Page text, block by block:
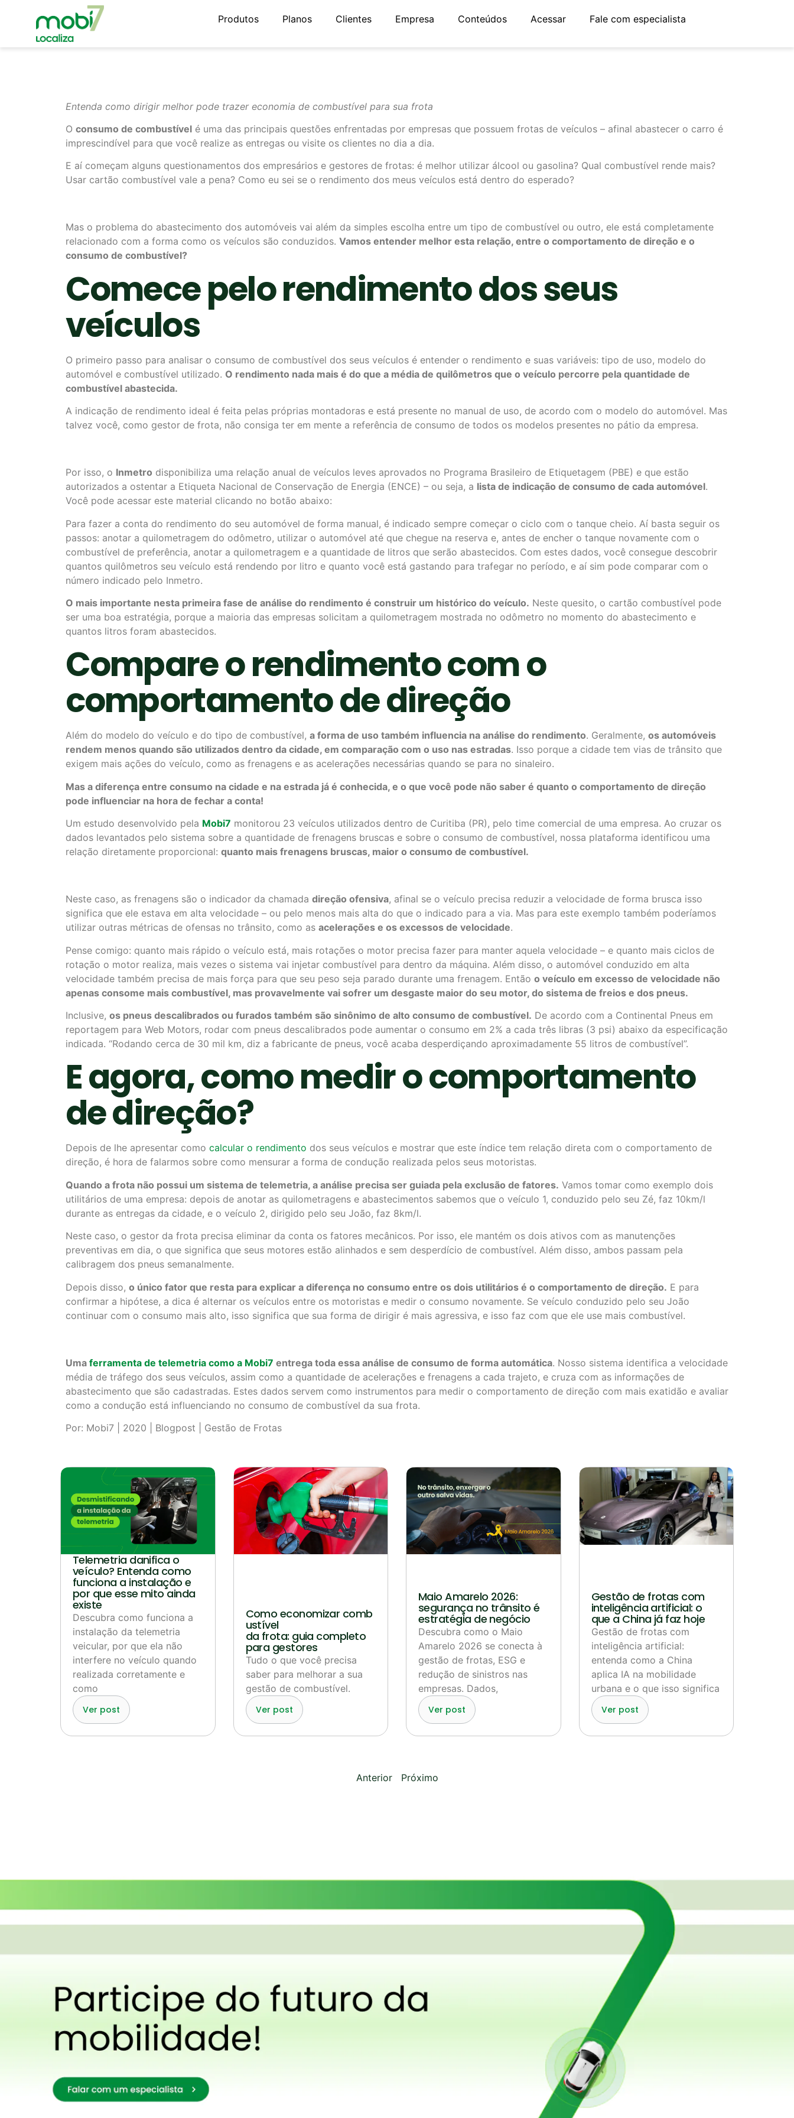
Produtos Planos Clientes Empresa Conteúdos Acessar Fale com especialista
Entenda como dirigir melhor pode trazer economia de combustível para sua frota
O consumo de combustívelé uma das principais questões enfrentadas por empresas que possuem frotas de veículos – afinal abastecer o carro é
imprescindível para que você realize as entregas ou visite os clientes no dia a dia.
E aí começam alguns questionamentos dos empresários e gestores de frotas: é melhor utilizar álcool ou gasolina? Qual combustível rende mais?
Usar cartão combustível vale a pena? Como eu sei se o rendimento dos meus veículos está dentro do esperado?
Mas o problema do abastecimento dos automóveis vai além da simples escolha entre um tipo de combustível ou outro, ele está completamente
relacionado com a forma como os veículos são conduzidos. Vamos entender melhor esta relação, entre o comportamento de direção e o
consumo de combustível?
Comece pelo rendimento dos seus
veículos
O primeiro passo para analisar o consumo de combustível dos seus veículos é entender o rendimento e suas variáveis: tipo de uso, modelo do
automóvel e combustível utilizado. O rendimento nada mais é do que a média de quilômetros que o veículo percorre pela quantidade de
combustível abastecida.
A indicação de rendimento ideal é feita pelas próprias montadoras e está presente no manual de uso, de acordo com o modelo do automóvel. Mas
talvez você, como gestor de frota, não consiga ter em mente a referência de consumo de todos os modelos presentes no pátio da empresa.
Por isso, o Inmetro disponibiliza uma relação anual de veículos leves aprovados no Programa Brasileiro de Etiquetagem (PBE) e que estão
autorizados a ostentar a Etiqueta Nacional de Conservação de Energia (ENCE) – ou seja, a lista de indicação de consumo de cada automóvel.
Você pode acessar este material clicando no botão abaixo:
Para fazer a conta do rendimento do seu automóvel de forma manual, é indicado sempre começar o ciclo com o tanque cheio. Aí basta seguir os
passos: anotar a quilometragem do odômetro, utilizar o automóvel até que chegue na reserva e, antes de encher o tanque novamente com o
combustível de preferência, anotar a quilometragem e a quantidade de litros que serão abastecidos. Com estes dados, você consegue descobrir
quantos quilômetros seu veículo está rendendo por litro e quanto você está gastando para trafegar no período, e aí sim pode comparar com o
número indicado pelo Inmetro.
O mais importante nesta primeira fase de análise do rendimento é construir um histórico do veículo. Neste quesito, o cartão combustível pode
ser uma boa estratégia, porque a maioria das empresas solicitam a quilometragem mostrada no odômetro no momento do abastecimento e
quantos litros foram abastecidos.
Compare o rendimento com o
comportamento de direção
Além do modelo do veículo e do tipo de combustível, a forma de uso também influencia na análise do rendimento. Geralmente, os automóveis
rendem menos quando são utilizados dentro da cidade, em comparação com o uso nas estradas. Isso porque a cidade tem vias de trânsito que
exigem mais ações do veículo, como as frenagens e as acelerações necessárias quando se para no sinaleiro.
Mas a diferença entre consumo na cidade e na estrada já é conhecida, e o que você pode não saber é quanto o comportamento de direção
pode influenciar na hora de fechar a conta!
Um estudo desenvolvido pela Mobi7 monitorou 23 veículos utilizados dentro de Curitiba (PR), pelo time comercial de uma empresa. Ao cruzar os
dados levantados pelo sistema sobre a quantidade de frenagens bruscas e sobre o consumo de combustível, nossa plataforma identificou uma
relação diretamente proporcional: quanto mais frenagens bruscas, maior o consumo de combustível.
Neste caso, as frenagens são o indicador da chamada direção ofensiva, afinal se o veículo precisa reduzir a velocidade de forma brusca isso
significa que ele estava em alta velocidade – ou pelo menos mais alta do que o indicado para a via. Mas para este exemplo também poderíamos
utilizar outras métricas de ofensas no trânsito, como as acelerações e os excessos de velocidade.
Pense comigo: quanto mais rápido o veículo está, mais rotações o motor precisa fazer para manter aquela velocidade – e quanto mais ciclos de
rotação o motor realiza, mais vezes o sistema vai injetar combustível para dentro da máquina. Além disso, o automóvel conduzido em alta
velocidade também precisa de mais força para que seu peso seja parado durante uma frenagem. Então o veículo em excesso de velocidade não
apenas consome mais combustível, mas provavelmente vai sofrer um desgaste maior do seu motor, do sistema de freios e dos pneus.
Inclusive, os pneus descalibrados ou furados também são sinônimo de alto consumo de combustível. De acordo com a Continental Pneus em
reportagem para Web Motors, rodar com pneus descalibrados pode aumentar o consumo em 2% a cada três libras (3 psi) abaixo da especificação
indicada. “Rodando cerca de 30 mil km, diz a fabricante de pneus, você acaba desperdiçando aproximadamente 55 litros de combustível”.
E agora, como medir o comportamento
de direção?
Depois de lhe apresentar como calcular o rendimento dos seus veículos e mostrar que este índice tem relação direta com o comportamento de
direção, é hora de falarmos sobre como mensurar a forma de condução realizada pelos seus motoristas.
Quando a frota não possui um sistema de telemetria, a análise precisa ser guiada pela exclusão de fatores. Vamos tomar como exemplo dois
utilitários de uma empresa: depois de anotar as quilometragens e abastecimentos sabemos que o veículo 1, conduzido pelo seu Zé, faz 10km/l
durante as entregas da cidade, e o veículo 2, dirigido pelo seu João, faz 8km/l.
Neste caso, o gestor da frota precisa eliminar da conta os fatores mecânicos. Por isso, ele mantém os dois ativos com as manutenções
preventivas em dia, o que significa que seus motores estão alinhados e sem desperdício de combustível. Além disso, ambos passam pela
calibragem dos pneus semanalmente.
Depois disso, o único fator que resta para explicar a diferença no consumo entre os dois utilitários é o comportamento de direção. E para
confirmar a hipótese, a dica é alternar os veículos entre os motoristas e medir o consumo novamente. Se veículo conduzido pelo seu João
continuar com o consumo mais alto, isso significa que sua forma de dirigir é mais agressiva, e isso faz com que ele use mais combustível.
Uma ferramenta de telemetria como a Mobi7 entrega toda essa análise de consumo de forma automática. Nosso sistema identifica a velocidade
média de tráfego dos seus veículos, assim como a quantidade de acelerações e frenagens a cada trajeto, e cruza com as informações de
abastecimento que são cadastradas. Estes dados servem como instrumentos para medir o comportamento de direção com mais exatidão e avaliar
como a condução está influenciando no consumo de combustível da sua frota.
Por: Mobi7 | 2020 | Blogpost | Gestão de Frotas
Telemetria danifica o
veículo? Entenda como
funciona a instalação e
por que esse mito ainda
existe
Descubra como funciona a
instalação da telemetria
veicular, por que ela não
interfere no veículo quando
realizada corretamente e
como
Ver post
Como economizar comb
ustível
da frota: guia completo
para gestores
Tudo o que você precisa
saber para melhorar a sua
gestão de combustível.
Ver post
Maio Amarelo 2026:
segurança no trânsito é
estratégia de negócio
Descubra como o Maio
Amarelo 2026 se conecta à
gestão de frotas, ESG e
redução de sinistros nas
empresas. Dados,
Ver post
Gestão de frotas com
inteligência artificial: o
que a China já faz hoje
Gestão de frotas com
inteligência artificial:
entenda como a China
aplica IA na mobilidade
urbana e o que isso significa
Ver post
Anterior Próximo